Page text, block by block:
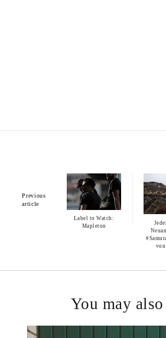
Previous
article
Label to Watch:
Mapleton
You may